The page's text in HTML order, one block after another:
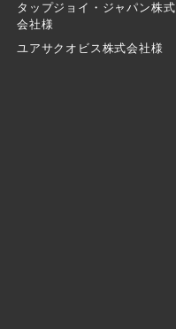
タップジョイ・ジャパン株式
会社様
ユアサクオビス株式会社様